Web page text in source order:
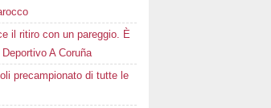
il ritiro con un pareggio. È
A Coruña
precampionato di tutte le